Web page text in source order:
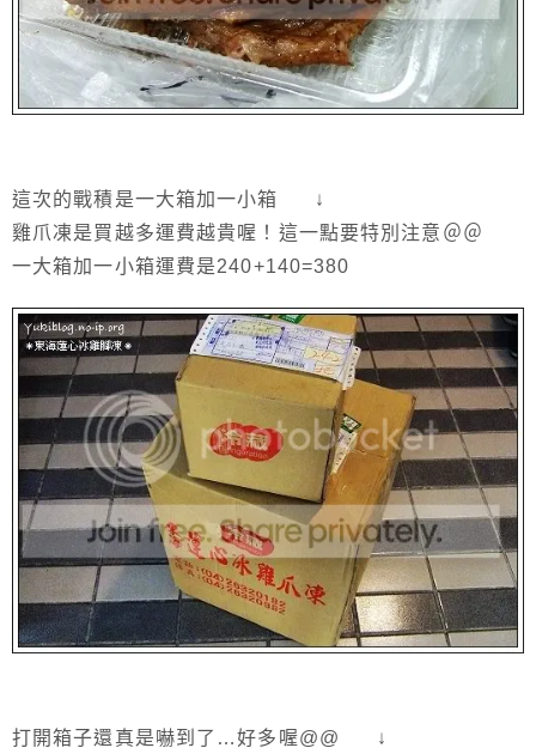
這次的戰積是一大箱加一小箱 ↓
雞爪凍是買越多運費越貴喔！這一點要特別注意＠＠
一大箱加一小箱運費是240+140=380
打開箱子還真是嚇到了…好多喔@@ ↓